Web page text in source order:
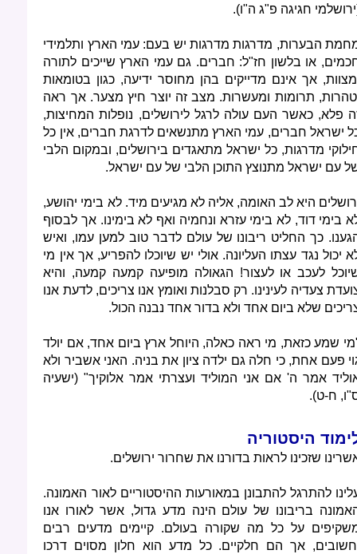
חגיגה פ"ג ה"ו).
הבערות, מדרגות מדרגות יש בעם: עמי הארץ ותלמידי
או בלשון חז"ל: חברים. גם עמי הארץ שייכים לתורה
אך אינם מדייקים בהן מחוסר ידיעה, כגון בטומאות
תרומות ומעשרות. מצב זה יוצר חיץ מצער. אך ראה
פלא, כאשר העם עולה לרגל לירושלים, נופלות המחיצות,
ישראל חברים, עמי הארץ מתנשאים לדרגת חברים, אין כל
מדרגות, כל ישראל מתאגדים בירושלים, ובמקום הלבי
עם ישראל מתנוצץ התוכן הלבי של עם ישראל.
היא לב האומה, אליה לא מגיעים מיד. לא בימי יהושע,
בימי דוד, לא בימי עזרא ונחמיה ואף לא בימינו. אך לבסוף
כך החליט ריבונו של עולם לדבר טוב למען עמו, ואיש
יכול נגד עצתו העליונה. אולי יש שיוכלו להפריע, אך אין מי
לעכב או לעצור! הגאולה מופיעה קמעה קמעה, והיא
צעדיה לעינינו. רק סבלנות ואומץ אנו צריכים, לדעת אנו
שלא ביום אחד ולא בדור אחד נבנה הכול.
שמע כזאת, מי ראה כאלה, היוחל ארץ ביום אחד, אם יולד
פעם אחת, כי חלה גם ילדה ציון את בניה. האני אשביר ולא
אמר ה' אם אני המוליד ועצרתי אמר אלוקיך" (ישעיה
ח-ט).
היסטוריה
שזכינו לראות בדורנו את שחרור ירושלים.
להתרגל להתבונן במאורעות ההיסטוריים לאור האמונה.
בריבונו של עולם הינה מדע גדול, אשר לאורו אנו
על כל מה שקורה בעולם. קיימים מדעים רבים
אך הם חלקיים. כל מדע הוא חלון מסוים דרכו